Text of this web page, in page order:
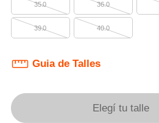
35.0 36.0
39.0 40.0
Guia de Talles
Elegí tu talle